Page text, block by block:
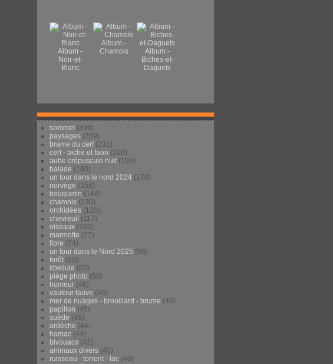
Album -
Noir-et-
Blanc
Album -
Chamois
Album -
Biches-et-
Daguets
sommet (399)
paysages (359)
brame du cerf(231)
cerf - biche et faon (226)
aube crépuscule nuit (195)
balade (180)
un tour dans le nord 2024 (170)
norvège (156)
bouquetin (144)
chamois (130)
orchidées (126)
chevreuil (117)
oiseaux (102)
marmotte (77)
flore (74)
un tour dans le Nord 2025 (66)
forêt (59)
libellule (55)
piège photo (50)
humeur (46)
vautour fauve (46)
mer de nuages - brouillard - brume (45)
papillon (45)
suède (45)
ardèche (44)
hamac (44)
bivouacs (42)
animaux divers (40)
ruisseau - torrent - lac (40)